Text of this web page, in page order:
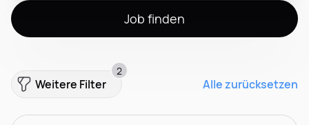
Job finden
Weitere Filter
2
Alle zurücksetzen